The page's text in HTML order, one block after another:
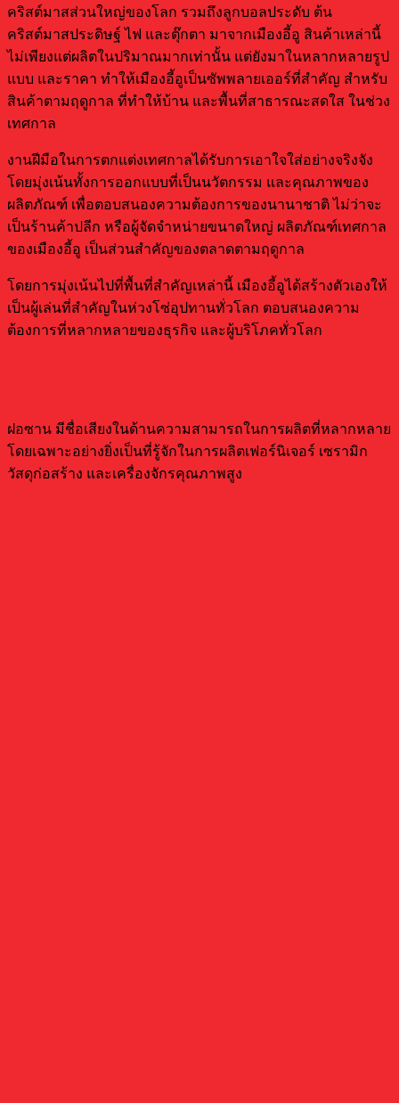
คริสต์มาสส่วนใหญ่ของโลก รวมถึงลูกบอลประดับ ต้น
คริสต์มาสประดิษฐ์ ไฟ และตุ๊กตา มาจากเมืองอี้อู สินค้าเหล่านี้
ไม่เพียงแต่ผลิตในปริมาณมากเท่านั้น แต่ยังมาในหลากหลายรูป
แบบ และราคา ทำให้เมืองอี้อูเป็นซัพพลายเออร์ที่สำคัญ สำหรับ
สินค้าตามฤดูกาล ที่ทำให้บ้าน และพื้นที่สาธารณะสดใส ในช่วง
เทศกาล
งานฝีมือในการตกแต่งเทศกาลได้รับการเอาใจใส่อย่างจริงจัง
โดยมุ่งเน้นทั้งการออกแบบที่เป็นนวัตกรรม และคุณภาพของ
ผลิตภัณฑ์ เพื่อตอบสนองความต้องการของนานาชาติ ไม่ว่าจะ
เป็นร้านค้าปลีก หรือผู้จัดจำหน่ายขนาดใหญ่ ผลิตภัณฑ์เทศกาล
ของเมืองอี้อู เป็นส่วนสำคัญของตลาดตามฤดูกาล
โดยการมุ่งเน้นไปที่พื้นที่สำคัญเหล่านี้ เมืองอี้อูได้สร้างตัวเองให้
เป็นผู้เล่นที่สำคัญในห่วงโซ่อุปทานทั่วโลก ตอบสนองความ
ต้องการที่หลากหลายของธุรกิจ และผู้บริโภคทั่วโลก
ฝอซาน มีชื่อเสียงในด้านความสามารถในการผลิตที่หลากหลาย
โดยเฉพาะอย่างยิ่งเป็นที่รู้จักในการผลิตเฟอร์นิเจอร์ เซรามิก
วัสดุก่อสร้าง และเครื่องจักรคุณภาพสูง